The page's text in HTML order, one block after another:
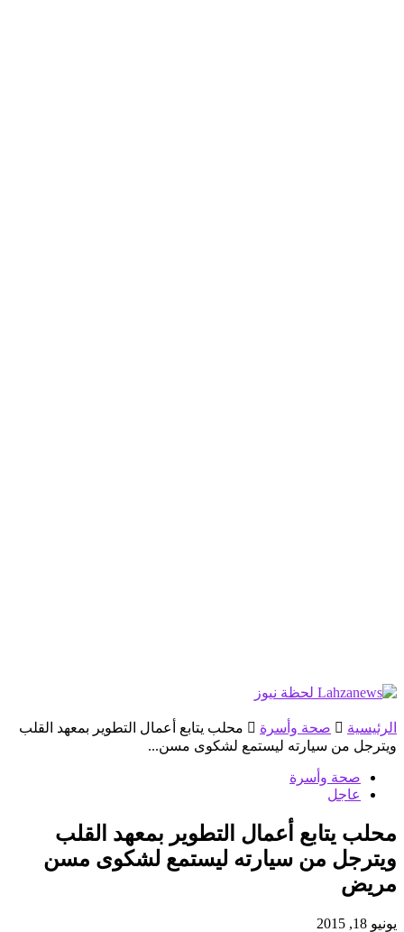
الرئيسية صحة وأسرة
محلب يتابع أعمال التطوير بمعهد القلب
ويترجل من سيارته ليستمع لشكوى مسن...
صحة وأسرة
عاجل
محلب يتابع أعمال التطوير بمعهد القلب
ويترجل من سيارته ليستمع لشكوى مسن
مريض
يونيو 18, 2015